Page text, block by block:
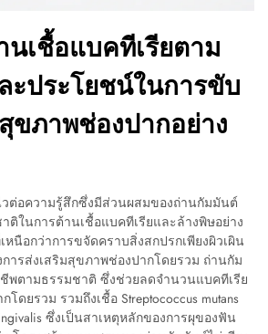
เชื้อแบคทีเรียตาม
ะประโยชน์ในการขับ
ขภาพช่องปากอย่าง
ต่อความรู้สึกซึ่งมีส่วนผสมของถ่านกัมมันต์
ในการต้านเชื้อแบคทีเรียและล้างพิษอย่าง
นือกว่าการขจัดคราบสิ่งสกปรกเพียงผิวเผิน
ารส่งเสริมสุขภาพช่องปากโดยรวม ถ่านกัม
ตามธรรมชาติ ซึ่งช่วยลดจำนวนแบคทีเรีย
ดยรวม รวมถึงเชื้อ Streptococcus mutans
ซึ่งเป็นสาเหตุหลักของการผุของฟัน